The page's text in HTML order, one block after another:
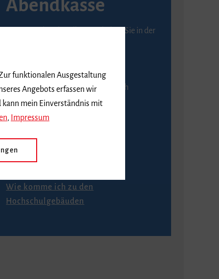
Abendkasse
Karten an der Abendkasse erhalten Sie in der
An der Abendkasse ist ausschließlich
Barzahlung möglich.
Anfahrt
Wie komme ich zu den
Hochschulgebäuden
funktionalen Ausgestaltung
Angebots erfassen wir
kann mein Einverständnis mit
, Impressum